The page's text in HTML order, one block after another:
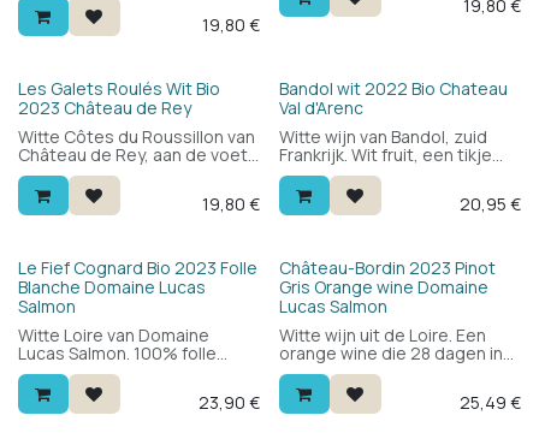
chenin blanc: fris en zacht
met een mooie zuiverheid,
een uitstekende prijs-
kwaliteitverhouding.
19,80 €
op kiezelrijke bodems: fris en
vlees.
19,80 €
Bio
Les Galets Roulés Wit Bio
2023 Château de Rey
Witte Côtes du Roussillon van
Château de Rey, aan de voet
van de Pyreneeën. Blend van
roussanne en grenache blanc
op kiezelrijke bodems: fris en
als aperitief of bij vis en wit
vlees.
19,80 €
Bio
Bandol wit 2022 Bio Chateau
Val d'Arenc
Witte wijn van Bandol, zuid
Frankrijk. Wit fruit, een tikje
exotisch fruit en vooral veel
frisheid en finesse.
20,95 €
Le Fief Cognard Bio 2023 Folle
Blanche Domaine Lucas
Salmon
Witte Loire van Domaine
Lucas Salmon. 100% folle
blanche — een zeldzame druif
met frisse zuurgraad, citrus
en een minerale zuiverheid.
23,90 €
Château-Bordin 2023 Pinot
Gris Orange wine Domaine
Lucas Salmon
Witte wijn uit de Loire. Een
orange wine die 28 dagen in
contact blijft met de schillen.
Aangenaam om te drinken,
zonder overdreven oxidatie
25,49 €